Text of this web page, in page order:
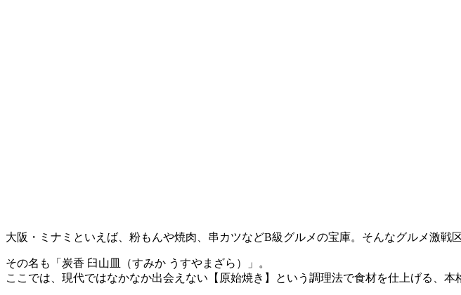
大阪・ミナミといえば、粉もんや焼肉、串カツなどB級グルメの宝庫。そんなグルメ激
その名も「炭香 臼山皿（すみか うすやまざら）」。
ここでは、現代ではなかなか出会えない【原始焼き】という調理法で食材を仕上げる、本